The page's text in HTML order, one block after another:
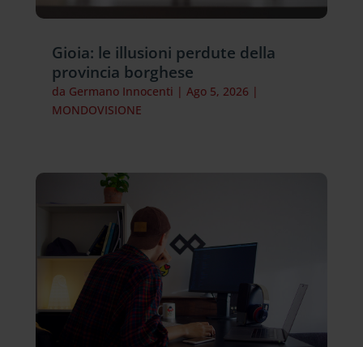
Gioia: le illusioni perdute della
provincia borghese
da Germano Innocenti | Ago 5, 2026 |
MONDOVISIONE